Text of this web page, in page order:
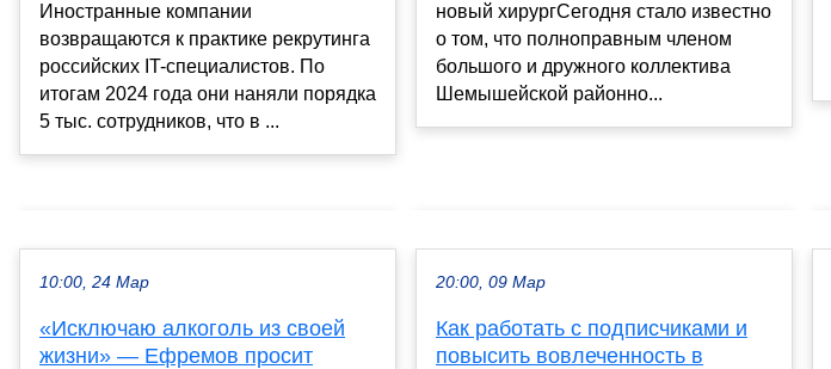
Иностранные компании
возвращаются к практике рекрутинга
российских IT-специалистов. По
итогам 2024 года они наняли порядка
5 тыс. сотрудников, что в ...
новый хирургСегодня стало известно
о том, что полноправным членом
большого и дружного коллектива
Шемышейской районно...
10:00, 24 Мар
«Исключаю алкоголь из своей
жизни» — Ефремов просит
20:00, 09 Мар
Как работать с подписчиками и
повысить вовлеченность в